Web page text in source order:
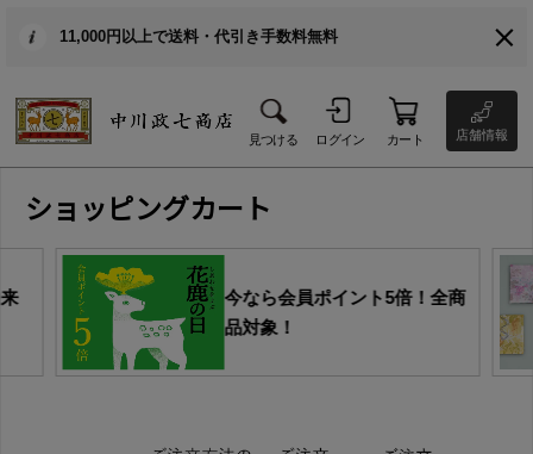
11,000円以上で送料・代引き手数料無料
見つける ログイン カート 店舗情報
ショッピングカート
今なら会員ポイント5倍！全商
品対象！